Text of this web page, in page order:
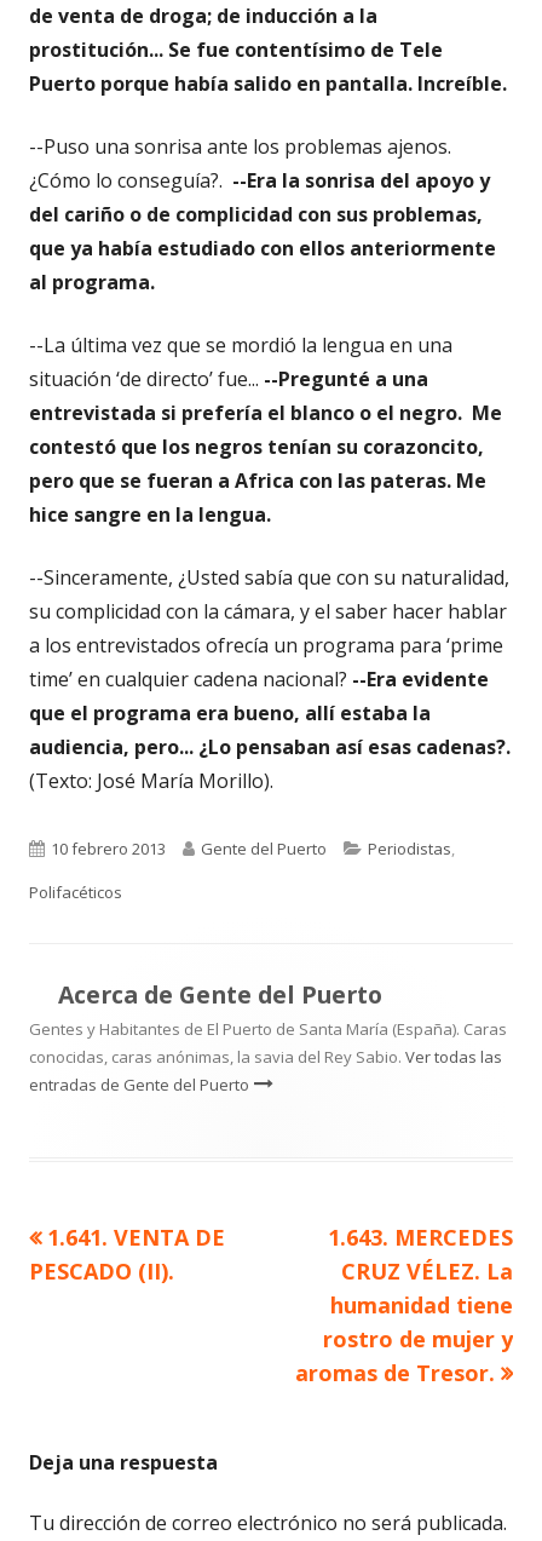
de venta de droga; de inducción a la
prostitución... Se fue contentísimo de Tele
Puerto porque había salido en pantalla. Increíble.
--Puso una sonrisa ante los problemas ajenos.
¿Cómo lo conseguía?. --Era la sonrisa del apoyo y
del cariño o de complicidad con sus problemas,
que ya había estudiado con ellos anteriormente
al programa.
--La última vez que se mordió la lengua en una
situación ‘de directo’ fue... --Pregunté a una
entrevistada si prefería el blanco o el negro. Me
contestó que los negros tenían su corazoncito,
pero que se fueran a Africa con las pateras. Me
hice sangre en la lengua.
--Sinceramente, ¿Usted sabía que con su naturalidad,
su complicidad con la cámara, y el saber hacer hablar
a los entrevistados ofrecía un programa para ‘prime
time’ en cualquier cadena nacional? --Era evidente
que el programa era bueno, allí estaba la
audiencia, pero... ¿Lo pensaban así esas cadenas?.
(Texto: José María Morillo).
Publicado
el
10 febrero 2013 Autor
Gente del Puerto Categorías
Periodistas,
Polifacéticos
Acerca de Gente del Puerto
Gentes y Habitantes de El Puerto de Santa María (España). Caras
conocidas, caras anónimas, la savia del Rey Sabio. Ver todas las
entradas de Gente del Puerto
Navegación
Artículo
anterior
1.641. VENTA DE
PESCADO (II).
Artículo
siguiente
1.643. MERCEDES
CRUZ VÉLEZ. La
humanidad tiene
rostro de mujer y
aromas de Tresor.
Deja una respuesta
Tu dirección de correo electrónico no será publicada.